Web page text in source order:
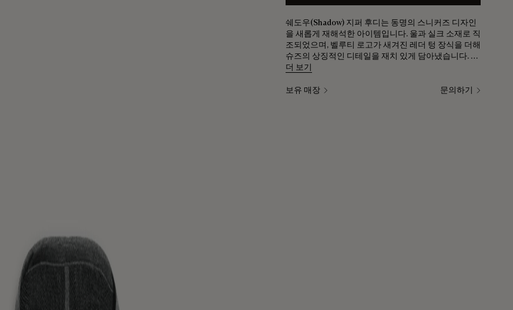
쉐도우(Shadow) 지퍼 후디는 동명의 스니커즈 디자인
을 새롭게 재해석한 아이템입니다. 울과 실크 소재로 직
조되었으며, 벨루티 로고가 새겨진 레더 텅 장식을 더해
슈즈의 상징적인 디테일을 재치 있게 담아냈습니다. 진
이나 치노 팬츠에 가볍게 걸치기 좋습니다.
더 보기
보유 매장 문의하기